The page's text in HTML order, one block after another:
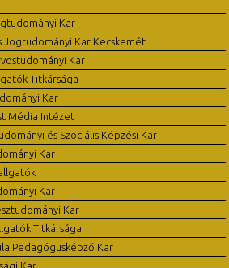
Kar
Jogtudományi Kar Kecskemét
Kar
Titkársága
Kar
Média Intézet
és Szociális Képzési Kar
Kar
Kar
Kar
Titkársága
Pedagógusképző Kar
Kar